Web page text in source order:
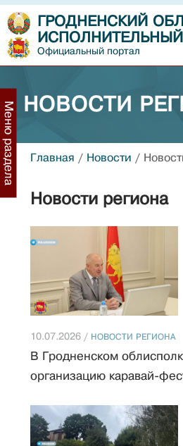
ГРОДНЕНСКИЙ
Официальный портал
НОВОСТИ
Меню раздела Главная / Новости /
Новости региона
10.07.2026 / НОВОСТИ РЕГИОНА
В Гродненском
организацию каравай-